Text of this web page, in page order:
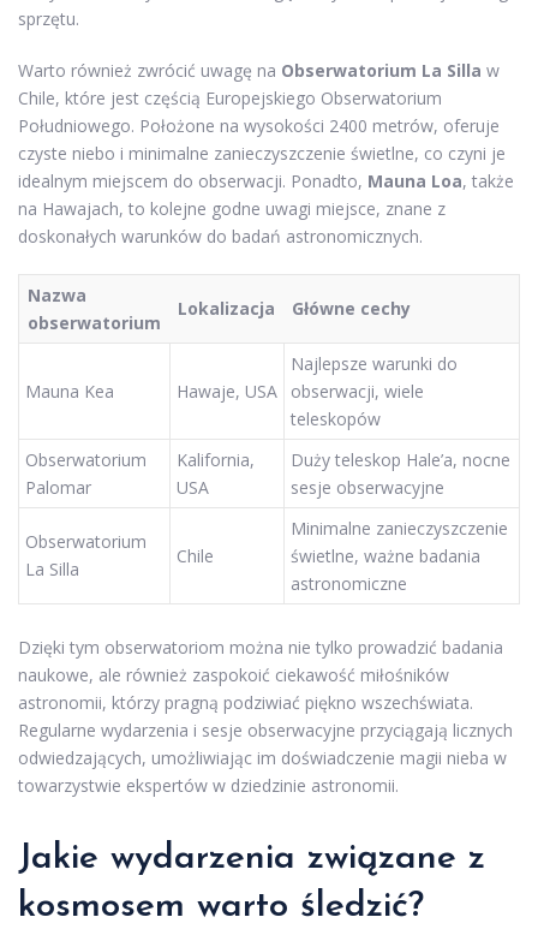
sprzętu.
Warto również zwrócić uwagę na Obserwatorium La Silla w
Chile, które jest częścią Europejskiego Obserwatorium
Południowego. Położone na wysokości 2400 metrów, oferuje
czyste niebo i minimalne zanieczyszczenie świetlne, co czyni je
idealnym miejscem do obserwacji. Ponadto, Mauna Loa, także
na Hawajach, to kolejne godne uwagi miejsce, znane z
doskonałych warunków do badań astronomicznych.
Nazwa
obserwatorium
Lokalizacja Główne cechy
Mauna Kea Hawaje, USA
Najlepsze warunki do
obserwacji, wiele
teleskopów
Obserwatorium
Palomar
Kalifornia,
USA
Duży teleskop Hale’a, nocne
sesje obserwacyjne
Obserwatorium
La Silla
Chile
Minimalne zanieczyszczenie
świetlne, ważne badania
astronomiczne
Dzięki tym obserwatoriom można nie tylko prowadzić badania
naukowe, ale również zaspokoić ciekawość miłośników
astronomii, którzy pragną podziwiać piękno wszechświata.
Regularne wydarzenia i sesje obserwacyjne przyciągają licznych
odwiedzających, umożliwiając im doświadczenie magii nieba w
towarzystwie ekspertów w dziedzinie astronomii.
Jakie wydarzenia związane z
kosmosem warto śledzić?